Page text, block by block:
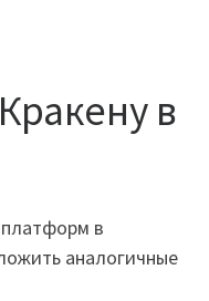
в
в
аналогичные